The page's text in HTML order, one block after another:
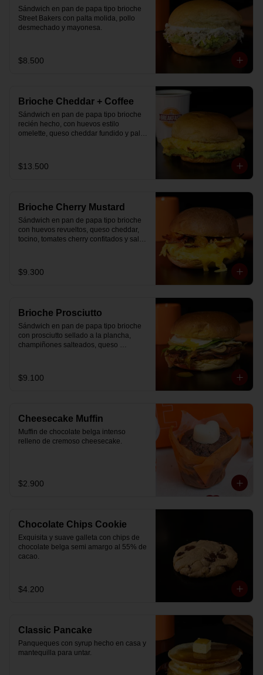
Sándwich en pan de papa tipo brioche
Street Bakers con palta molida, pollo
desmechado y mayonesa.
$8.500
Brioche Cheddar + Coffee
Sándwich en pan de papa tipo brioche
recién hecho, con huevos estilo
omelette, queso cheddar fundido y palta,
Se envía en bolsa delivery.
$13.500
Brioche Cherry Mustard
Sándwich en pan de papa tipo brioche
con huevos revueltos, queso cheddar,
tocino, tomates cherry confitados y salsa
$9.300
Brioche Prosciutto
Sándwich en pan de papa tipo brioche
con prosciutto sellado a la plancha,
champiñones salteados, queso
$9.100
Cheesecake Muffin
Muffin de chocolate belga intenso
relleno de cremoso cheesecake.
$2.900
Chocolate Chips Cookie
Exquisita y suave galleta con chips de
chocolate belga semi amargo al 55% de
cacao.
$4.200
Classic Pancake
Panqueques con syrup hecho en casa y
mantequilla para untar.